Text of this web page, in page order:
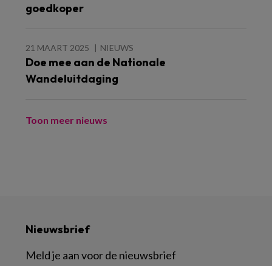
goedkoper
21 MAART 2025 NIEUWS
Doe mee aan de Nationale
Wandeluitdaging
Toon meer nieuws
Nieuwsbrief
Meld je aan voor de nieuwsbrief